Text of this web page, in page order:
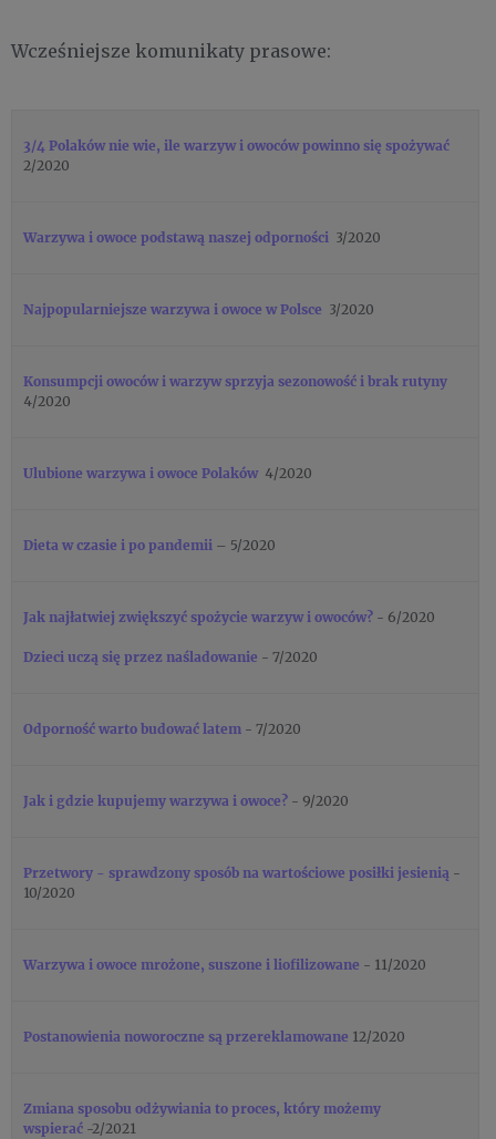
Wcześniejsze komunikaty prasowe:
3/4 Polaków nie wie, ile warzyw i owoców powinno się spożywać
2/2020
Warzywa i owoce podstawą naszej odporności 3/2020
Najpopularniejsze warzywa i owoce w Polsce 3/2020
Konsumpcji owoców i warzyw sprzyja sezonowość i brak rutyny
4/2020
Ulubione warzywa i owoce Polaków 4/2020
Dieta w czasie i po pandemii – 5/2020
Jak najłatwiej zwiększyć spożycie warzyw i owoców? - 6/2020
Dzieci uczą się przez naśladowanie - 7/2020
Odporność warto budować latem - 7/2020
Jak i gdzie kupujemy warzywa i owoce? - 9/2020
Przetwory - sprawdzony sposób na wartościowe posiłki jesienią -
10/2020
Warzywa i owoce mrożone, suszone i liofilizowane - 11/2020
Postanowienia noworoczne są przereklamowane 12/2020
Zmiana sposobu odżywiania to proces, który możemy
wspierać -2/2021